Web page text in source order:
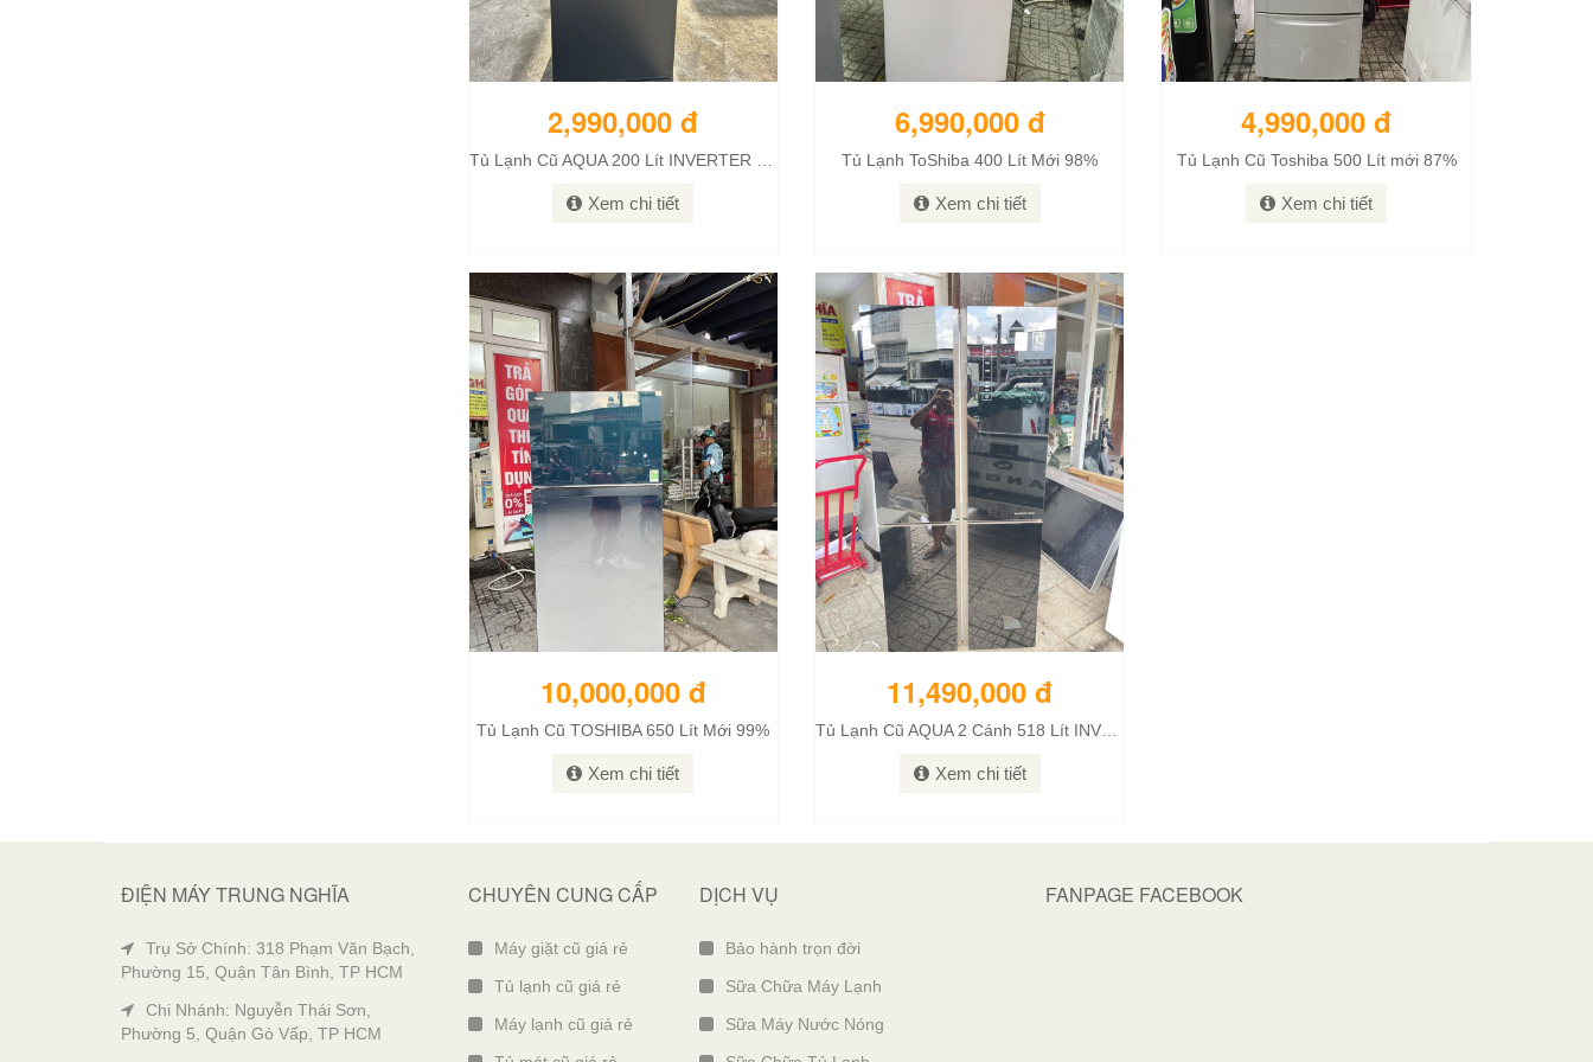
2,990,000 đ
Xem chi tiết
6,990,000 đ
Tủ Lạnh ToShiba 400 Lít Mới 98%
Xem chi tiết
4,990,000 đ
Tủ Lạnh Cũ Toshiba 500 Lít mới 87%
Xem chi tiết
10,000,000 đ
Tủ Lạnh Cũ TOSHIBA 650 Lít Mới 99%
Xem chi tiết
11,490,000 đ
Tủ Lạnh Cũ AQUA 2 Cánh 518 Lít INVERTER Mới 98%
Xem chi tiết
ĐIỆN MÁY TRUNG NGHĨA
Trụ Sở Chính: 318 Phạm Văn Bạch,
Phường 15, Quận Tân Bình, TP HCM
Chi Nhánh: Nguyễn Thái Sơn,
Phường 5, Quận Gò Vấp, TP HCM
CHUYÊN CUNG CẤP
Máy giặt cũ giá rẻ
Tủ lạnh cũ giá rẻ
Máy lạnh cũ giá rẻ
DỊCH VỤ
Bảo hành trọn đời
Sữa Chữa Máy Lạnh
Sữa Máy Nước Nóng
FANPAGE FACEBOOK